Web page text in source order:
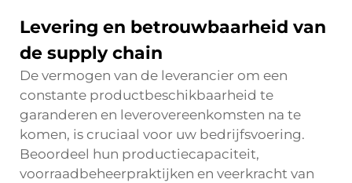
Levering en betrouwbaarheid van
de supply chain
De vermogen van de leverancier om een
constante productbeschikbaarheid te
garanderen en leverovereenkomsten na te
komen, is cruciaal voor uw bedrijfsvoering.
Beoordeel hun productiecapaciteit,
voorraadbeheerpraktijken en veerkracht van